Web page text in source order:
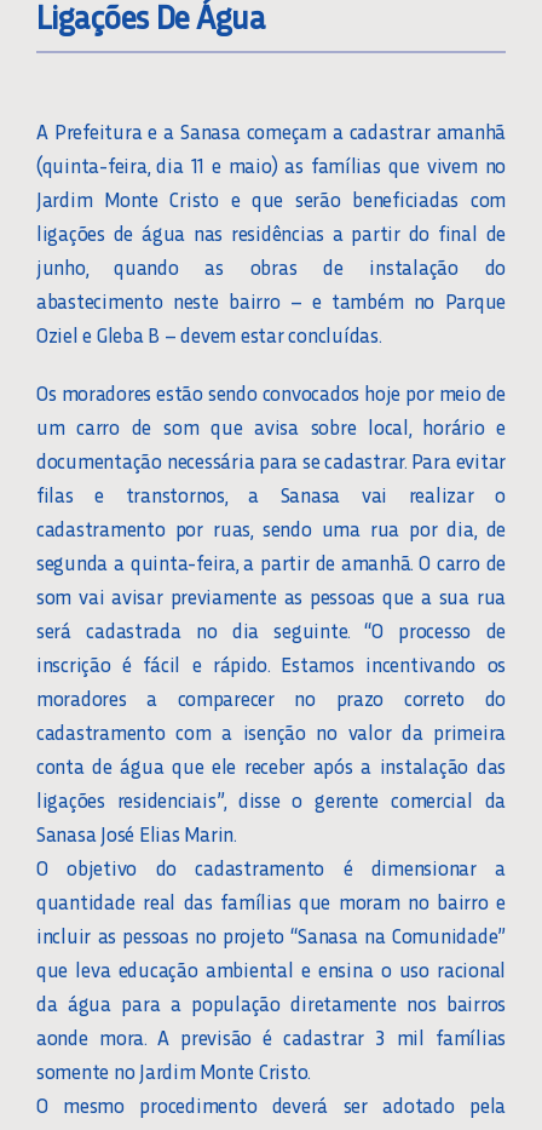
Ligações De Água
A Prefeitura e a Sanasa começam a cadastrar amanhã
(quinta-feira, dia 11 e maio) as famílias que vivem no
Jardim Monte Cristo e que serão beneficiadas com
ligações de água nas residências a partir do final de
junho, quando as obras de instalação do
abastecimento neste bairro – e também no Parque
Oziel e Gleba B – devem estar concluídas.
Os moradores estão sendo convocados hoje por meio de
um carro de som que avisa sobre local, horário e
documentação necessária para se cadastrar. Para evitar
filas e transtornos, a Sanasa vai realizar o
cadastramento por ruas, sendo uma rua por dia, de
segunda a quinta-feira, a partir de amanhã. O carro de
som vai avisar previamente as pessoas que a sua rua
será cadastrada no dia seguinte. “O processo de
inscrição é fácil e rápido. Estamos incentivando os
moradores a comparecer no prazo correto do
cadastramento com a isenção no valor da primeira
conta de água que ele receber após a instalação das
ligações residenciais”, disse o gerente comercial da
Sanasa José Elias Marin.
O objetivo do cadastramento é dimensionar a
quantidade real das famílias que moram no bairro e
incluir as pessoas no projeto “Sanasa na Comunidade”
que leva educação ambiental e ensina o uso racional
da água para a população diretamente nos bairros
aonde mora. A previsão é cadastrar 3 mil famílias
somente no Jardim Monte Cristo.
O mesmo procedimento deverá ser adotado pela